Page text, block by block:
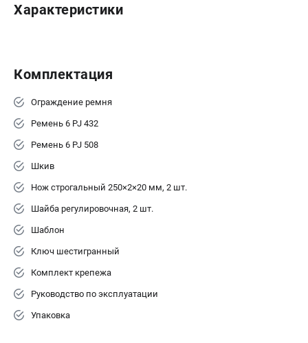
Рейсмусы
Сверлильные станки
Фуговальные станки
Циркулярные станки
Шлифовальные станки
Валы строгальные
Подставки для станков
Полотна пильные по дереву
Прижимные устройства
Рольганги-роликовые опоры
Характеристики
Комплектация
Ограждение ремня
Ремень 6 PJ 432
Ремень 6 PJ 508
Шкив
Нож строгальный 250×2×20 мм, 2 шт.
Шайба регулировочная, 2 шт.
Шаблон
Ключ шестигранный
Комплект крепежа
Руководство по эксплуатации
Упаковка